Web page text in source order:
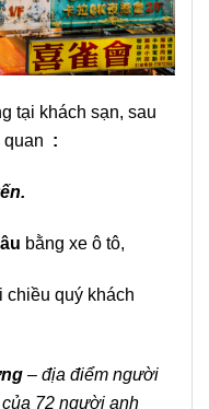
tại khách sạn, sau
quan :
bằng xe ô tô,
chiều quý khách
– địa điểm người
72 người anh